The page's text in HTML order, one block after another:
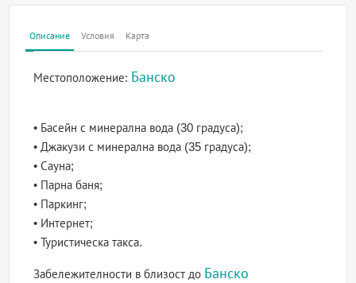
Описание Условия Карта
Местоположение: Банско
• Басейн с минерална вода (30 градуса);
• Джакузи с минерална вода (35 градуса);
• Сауна;
• Парна баня;
• Паркинг;
• Интернет;
• Туристическа такса.
Забележителности в близост до Банско